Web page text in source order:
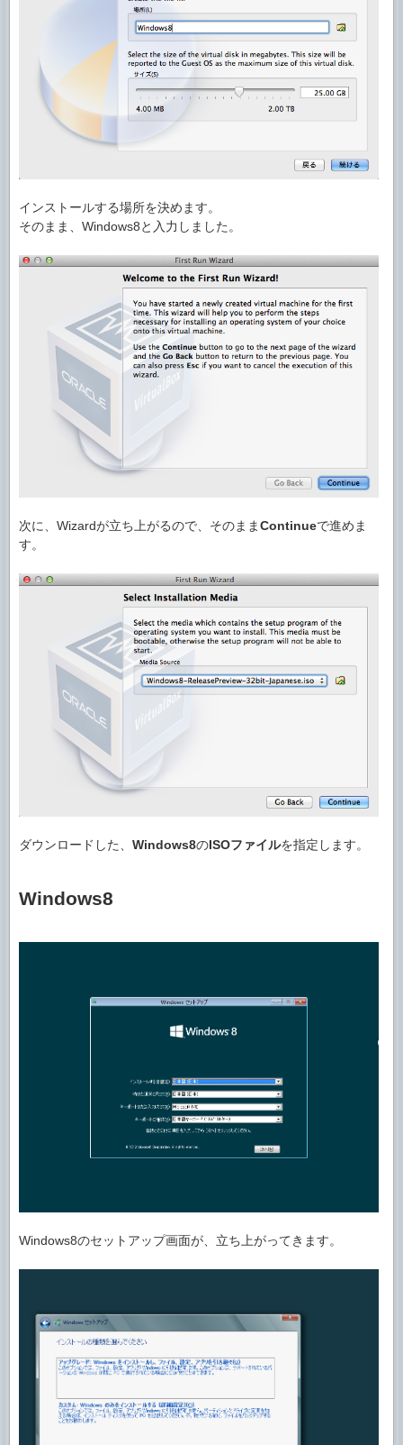
インストールする場所を決めます。
そのまま、Windows8と入力しました。
次に、Wizardが立ち上がるので、そのままContinueで進めま
す。
ダウンロードした、 Windows8のISOファイルを指定します。
Windows8
Windows8のセットアップ画面が、立ち上がってきます。